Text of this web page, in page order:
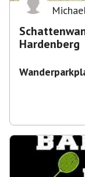
Hardenberg